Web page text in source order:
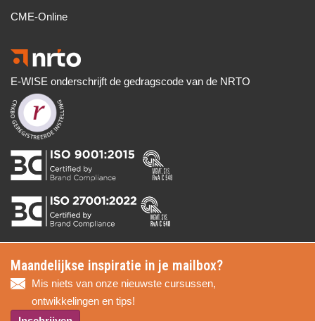
CME-Online
E-WISE onderschrijft de gedragscode van de NRTO
Maandelijkse inspiratie in je mailbox?
Mis niets van onze nieuwste cursussen,
ontwikkelingen en tips!